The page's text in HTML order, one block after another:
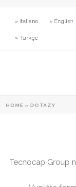
» Italiano » English
» Türkçe
HOME » DOTAZY
Tecnocap Group